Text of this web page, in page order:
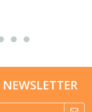
NEWSLETTER